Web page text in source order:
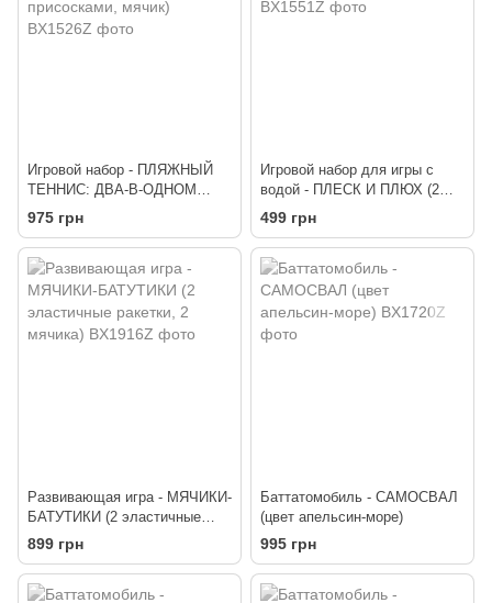
Игровой набор - ПЛЯЖНЫЙ
ТЕННИС: ДВА-В-ОДНОМ
(ракетки с присосками, мячик)
975 грн
Игровой набор для игры с
водой - ПЛЕСК И ПЛЮХ (2
водных пистолета)
499 грн
Развивающая игра - МЯЧИКИ-
БАТУТИКИ (2 эластичные
ракетки, 2 мячика)
899 грн
Баттатомобиль - САМОСВАЛ
(цвет апельсин-море)
995 грн